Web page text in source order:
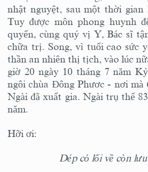
nhật nguyệt, sau một thời gian
Tuy được môn phong huynh
quyến, cùng quý vị Y, Bác sĩ
chữa trị. Song, vì tuổi cao sức
thần an nhiên thị tịch, vào lúc
giờ 20 ngày 10 tháng 7 năm
ngôi chùa Đông Phươc - nơi mà
Ngài đã xuất gia. Ngài trụ thế
năm.
Hỡi ơi:
Dép cỏ lối về còn